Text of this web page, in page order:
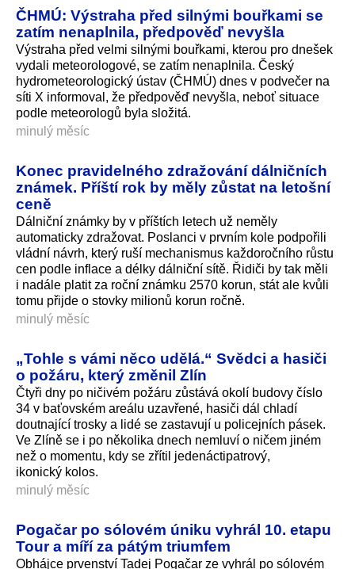
ČHMÚ: Výstraha před silnými bouřkami se
zatím nenaplnila, předpověď nevyšla
Výstraha před velmi silnými bouřkami, kterou pro dnešek
vydali meteorologové, se zatím nenaplnila. Český
hydrometeorologický ústav (ČHMÚ) dnes v podvečer na
síti X informoval, že předpověď nevyšla, neboť situace
podle meteorologů byla složitá.
minulý měsíc
Konec pravidelného zdražování dálničních
známek. Příští rok by měly zůstat na letošní
ceně
Dálniční známky by v příštích letech už neměly
automaticky zdražovat. Poslanci v prvním kole podpořili
vládní návrh, který ruší mechanismus každoročního růstu
cen podle inflace a délky dálniční sítě. Řidiči by tak měli
i nadále platit za roční známku 2570 korun, stát ale kvůli
tomu přijde o stovky milionů korun ročně.
minulý měsíc
„Tohle s vámi něco udělá.“ Svědci a hasiči
o požáru, který změnil Zlín
Čtyři dny po ničivém požáru zůstává okolí budovy číslo
34 v baťovském areálu uzavřené, hasiči dál chladí
doutnající trosky a lidé se zastavují u policejních pásek.
Ve Zlíně se i po několika dnech nemluví o ničem jiném
než o momentu, kdy se zřítil jedenáctipatrový,
ikonický kolos.
minulý měsíc
Pogačar po sólovém úniku vyhrál 10. etapu
Tour a míří za pátým triumfem
Obhájce prvenství Tadej Pogačar ze vyhrál po sólovém